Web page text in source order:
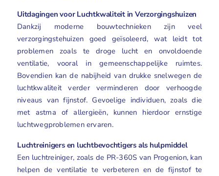
Uitdagingen voor Luchtkwaliteit in Verzorgingshuizen
Dankzij moderne bouwtechnieken zijn veel
verzorgingstehuizen goed geïsoleerd, wat leidt tot
problemen zoals te droge lucht en onvoldoende
ventilatie, vooral in gemeenschappelijke ruimtes.
Bovendien kan de nabijheid van drukke snelwegen de
luchtkwaliteit verder verminderen door verhoogde
niveaus van fijnstof. Gevoelige individuen, zoals die
met astma of allergieën, kunnen hierdoor ernstige
luchtwegproblemen ervaren.
Luchtreinigers en luchtbevochtigers als hulpmiddel
Een luchtreiniger, zoals de PR-360S van Progenion, kan
helpen de ventilatie te verbeteren en de fijnstof te